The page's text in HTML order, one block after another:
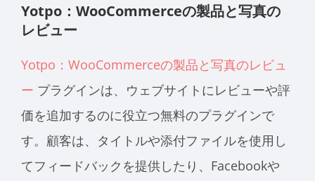
Yotpo：WooCommerceの製品と写真の
レビュー
Yotpo：WooCommerceの製品と写真のレビュ
ー プラグインは、ウェブサイトにレビューや評
価を追加するのに役立つ無料のプラグインで
す。顧客は、タイトルや添付ファイルを使用し
てフィードバックを提供したり、Facebookや